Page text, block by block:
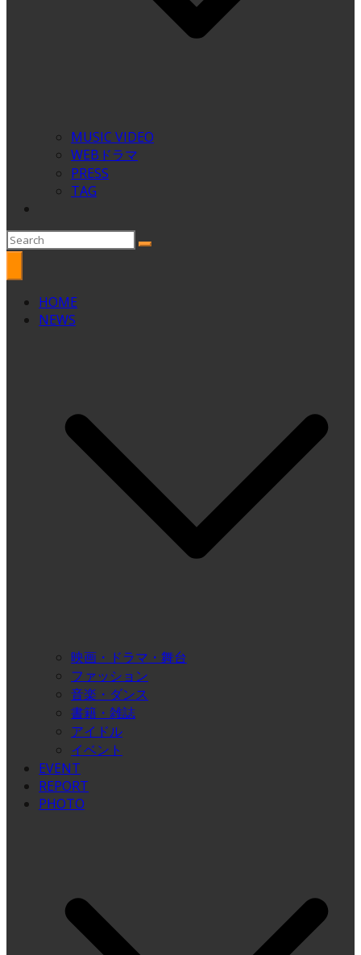
MUSIC VIDEO
WEBドラマ
PRESS
TAG
HOME
NEWS
映画・ドラマ・舞台
ファッション
音楽・ダンス
書籍・雑誌
アイドル
イベント
EVENT
REPORT
PHOTO